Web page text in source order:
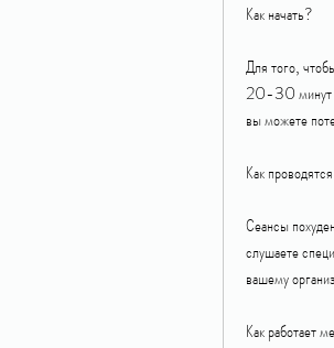
Как начать?
Для того,
20-30 минут и
вы можете
Как
Сеансы
слушаете
вашему
Как работает